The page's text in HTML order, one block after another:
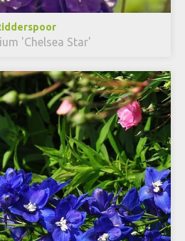
'Chelsea Star'